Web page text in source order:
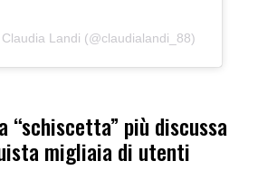
Landi (@claudialandi_88)
“schiscetta” più discussa
migliaia di utenti